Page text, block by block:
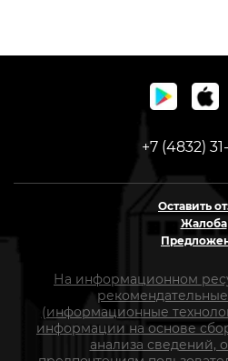
+7 (4832)
Оставить
Жалоба
На информационном
(информационные
информации на основе
анализа сведений,